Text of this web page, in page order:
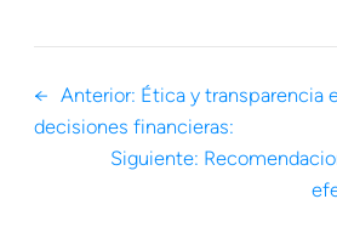
← Anterior: Ética y transparencia
decisiones financieras:
Siguiente: